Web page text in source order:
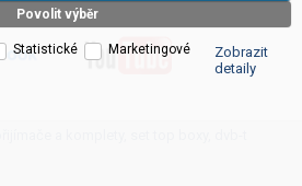
Povolit výběr
Statistické
Marketingové
Zobrazit
detaily